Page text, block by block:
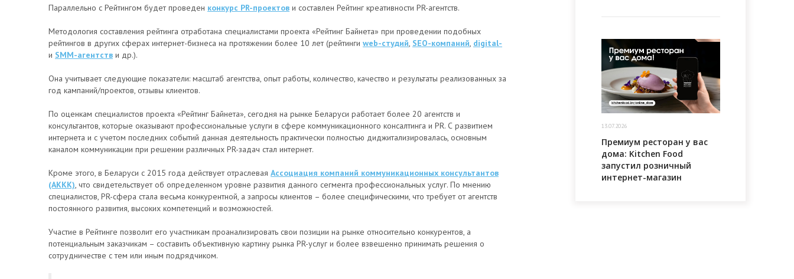
Параллельно с Рейтингом будет проведен конкурс PR-проектов и составлен Рейтинг креативности PR-агентств.
Методология составления рейтинга отработана специалистами проекта «Рейтинг Байнета» при проведении подобных
рейтингов в других сферах интернет-бизнеса на протяжении более 10 лет (рейтинги web-студий, SEO-компаний, digital-
и SMM-агентств и др.).
Она учитывает следующие показатели: масштаб агентства, опыт работы, количество, качество и результаты реализованных за
год кампаний/проектов, отзывы клиентов.
По оценкам специалистов проекта «Рейтинг Байнета», сегодня на рынке Беларуси работает более 20 агентств и
консультантов, которые оказывают профессиональные услуги в сфере коммуникационного консалтинга и PR. С развитием
интернета и с учетом последних событий данная деятельность практически полностью диджитализировалась, основным
каналом коммуникации при решении различных PR-задач стал интернет.
Кроме этого, в Беларуси с 2015 года действует отраслевая Ассоциация компаний коммуникационных консультантов
(АККК), что свидетельствует об определенном уровне развития данного сегмента профессиональных услуг. По мнению
специалистов, PR-сфера стала весьма конкурентной, а запросы клиентов – более специфическими, что требует от агентств
постоянного развития, высоких компетенций и возможностей.
Участие в Рейтинге позволит его участникам проанализировать свои позиции на рынке относительно конкурентов, а
потенциальным заказчикам – составить объективную картину рынка PR-услуг и более взвешенно принимать решения о
сотрудничестве с тем или иным подрядчиком.
13.07.2026
Премиум ресторан у вас
дома: Kitchen Food
запустил розничный
интернет-магазин